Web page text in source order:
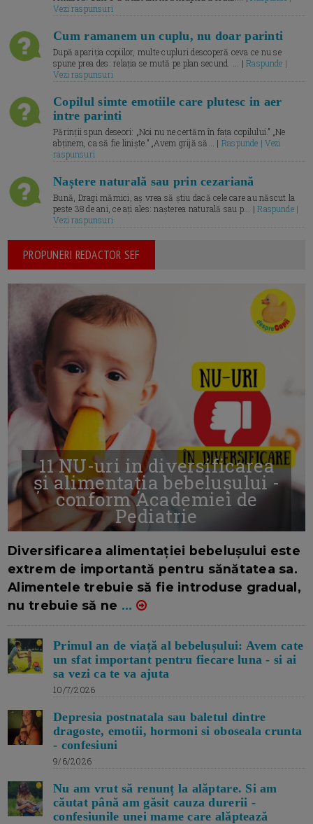
Vezi raspunsuri
Cum ramanem un cuplu, nu doar parinti
După apariția copiilor, multe cupluri descoperă ceva ce nu se
spune prea des: relația se mută pe plan secund. ... |Raspunde |
Vezi raspunsuri
Copilul simte emotiile care plutesc in aer
intre parinti
Părinții spun deseori: „Noi nu ne certăm în fața copilului.” „Ne
abținem, ca să fie liniște.” „Avem grijă să... | Raspunde | Vezi
raspunsuri
Naștere naturală sau prin cezariană
Bună, Dragi mămici, aș vrea să știu dacă cele care au născut la
peste 38 de ani, ce ați ales: nașterea naturală sau p... |Raspunde |
Vezi raspunsuri
PROPUNERI REDACTOR SEF
11 NU-uri in diversificarea
și alimentația bebelușului -
conform Academiei de
Pediatrie
Diversificarea alimentației bebelușului este
extrem de importantă pentru sănătatea sa.
Alimentele trebuie să fie introduse gradual,
nu trebuie să ne ...
Primul an de viață al bebelușului: Avem cate
un sfat important pentru fiecare luna - si ai
sa vezi ca te va ajuta
10/7/2026
Depresia postnatala sau baletul dintre
dragoste, emotii, hormoni si oboseala crunta
- confesiuni
9/6/2026
Nu am vrut să renunț la alăptare. Si am
căutat până am găsit cauza durerii -
confesiunile unei mame care alăptează